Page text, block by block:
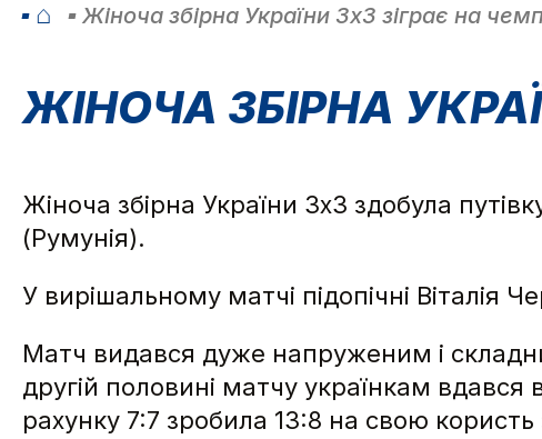
⌂ Жіноча збірна України 3х3 зіграє на
ЖІНОЧА ЗБІРНА
Жіноча збірна України 3х3 здобула
(Румунія).
У вирішальному матчі підопічні Віталія
Матч видався дуже напруженим і
другій половині матчу українкам
рахунку 7:7 зробила 13:8 на свою